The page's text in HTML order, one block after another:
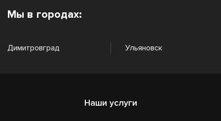
Мы в городах:
Димитровград Ульяновск
Наши услуги